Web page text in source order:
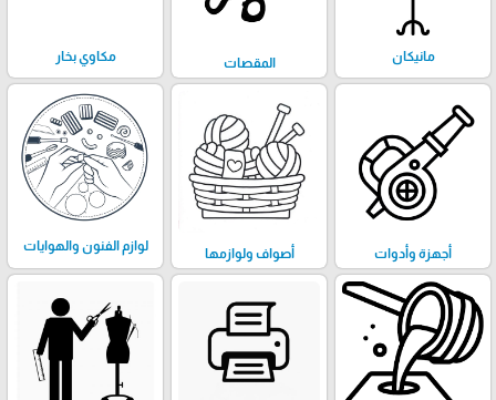
مانيكان المقصات مكاوي بخار
أجهزة وأدوات أصواف ولوازمها
لوازم الفنون والهوايات